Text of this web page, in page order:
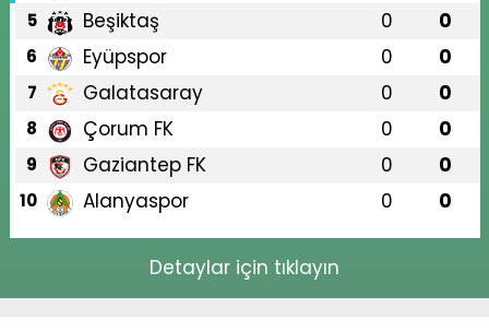
5 Beşiktaş 0 0
6 Eyüpspor 0 0
7 Galatasaray 0 0
8 Çorum FK 0 0
9 Gaziantep FK 0 0
10 Alanyaspor 0 0
Detaylar için tıklayın